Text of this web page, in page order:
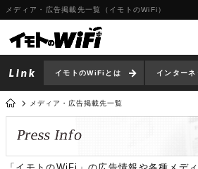
メディア・広告掲載先一覧（イモトのWiFi）
イモトのWiFiとは インター
メディア・広告掲載先一覧